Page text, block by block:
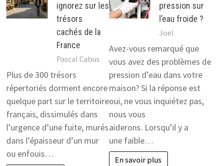
ignorez sur les
trésors
cachés de la
France
Pascal Cabus
Plus de 300 trésors
répertoriés dorment encore
quelque part sur le territoire
français, dissimulés dans
l’urgence d’une fuite, murés
dans l’épaisseur d’un mur
ou enfouis…
pression sur
l’eau froide ?
Joel
Avez-vous remarqué que
vous avez des problèmes de
pression d’eau dans votre
maison? Si la réponse est
oui, ne vous inquiétez pas,
nous vous
aiderons. Lorsqu’il y a
une faible…
En savoir plus